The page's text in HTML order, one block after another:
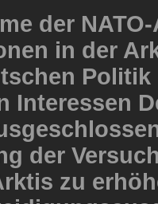
der
in der
Politik
Interessen
der
zu